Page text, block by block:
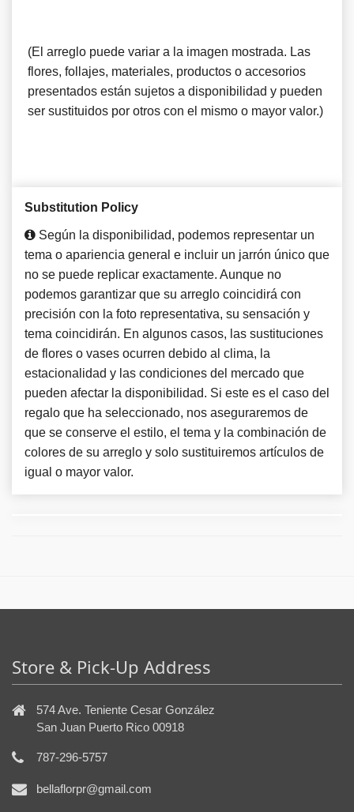
(El arreglo puede variar a la imagen mostrada. Las
flores, follajes, materiales, productos o accesorios
presentados están sujetos a disponibilidad y pueden
ser sustituidos por otros con el mismo o mayor valor.)
Substitution Policy
Según la disponibilidad, podemos representar un
tema o apariencia general e incluir un jarrón único que
no se puede replicar exactamente. Aunque no
podemos garantizar que su arreglo coincidirá con
precisión con la foto representativa, su sensación y
tema coincidirán. En algunos casos, las sustituciones
de flores o vases ocurren debido al clima, la
estacionalidad y las condiciones del mercado que
pueden afectar la disponibilidad. Si este es el caso del
regalo que ha seleccionado, nos aseguraremos de
que se conserve el estilo, el tema y la combinación de
colores de su arreglo y solo sustituiremos artículos de
igual o mayor valor.
Store & Pick-Up Address
574 Ave. Teniente Cesar González
San Juan Puerto Rico 00918
787-296-5757
bellaflorpr@gmail.com